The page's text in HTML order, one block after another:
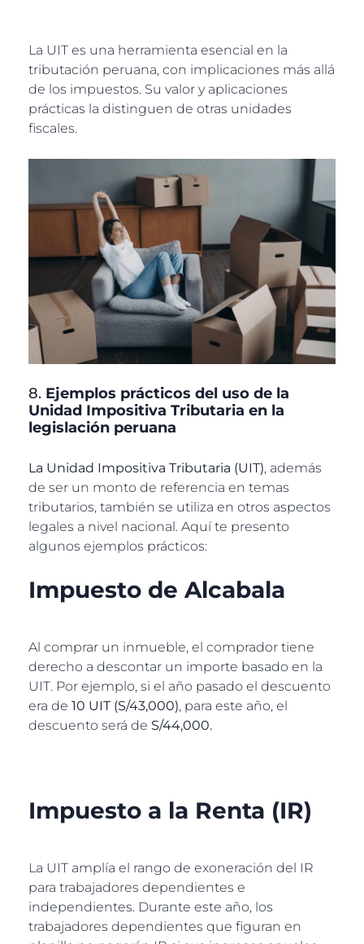
La UIT es una herramienta esencial en la
tributación peruana, con implicaciones más allá
de los impuestos. Su valor y aplicaciones
prácticas la distinguen de otras unidades
fiscales.
8. Ejemplos prácticos del uso de la
Unidad Impositiva Tributaria en la
legislación peruana
La Unidad Impositiva Tributaria (UIT), además
de ser un monto de referencia en temas
tributarios, también se utiliza en otros aspectos
legales a nivel nacional. Aquí te presento
algunos ejemplos prácticos:
Impuesto de Alcabala
Al comprar un inmueble, el comprador tiene
derecho a descontar un importe basado en la
UIT. Por ejemplo, si el año pasado el descuento
era de 10 UIT (S/43,000), para este año, el
descuento será de S/44,000.
Impuesto a la Renta (IR)
La UIT amplía el rango de exoneración del IR
para trabajadores dependientes e
independientes. Durante este año, los
trabajadores dependientes que figuran en